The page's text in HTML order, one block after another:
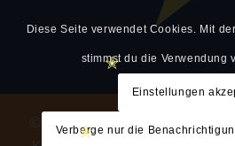
© Copyright - Sterntaler Gersdorf
Diese Seite verwendet Cookies. Mit
stimmst du die Verwendung
Einstellungen
Verberge nur die